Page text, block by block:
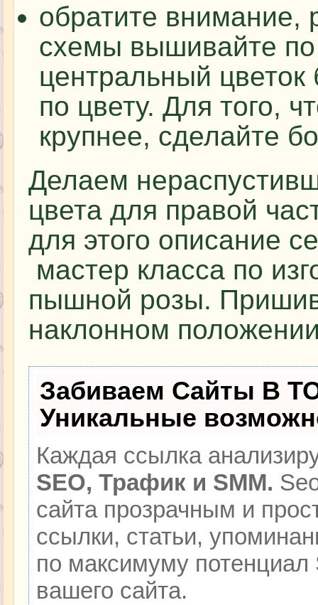
обратите внимание,
схемы вышивайте
центральный цветок
по цвету. Для того,
крупнее, сделайте
Делаем
цвета для правой
для этого описание
мастер класса по
пышной розы.
наклонном
Забиваем Сайты В
Уникальные
Каждая ссылка
SEO, Трафик и SMM.
сайта прозрачным и
ссылки, статьи,
по максимуму
вашего сайта.